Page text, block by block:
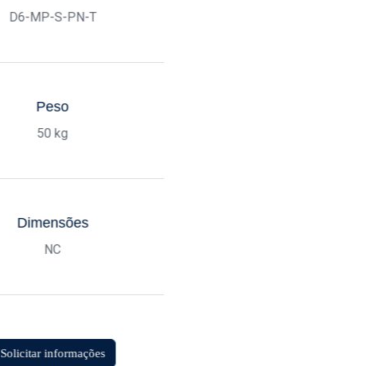
D6-MP-S-PN-T
Peso
50 kg
Dimensões
NC
Solicitar informações